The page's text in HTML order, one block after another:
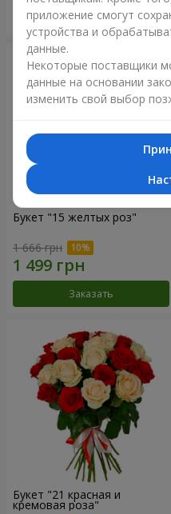
Заказать
Букет "15 желтых роз"
1 666 грн
Заказать
Букет "21 красная и
кремовая роза"
приложение смогут
устройства и
данные.
Некоторые поставщики
данные на основании
изменить свой выбор